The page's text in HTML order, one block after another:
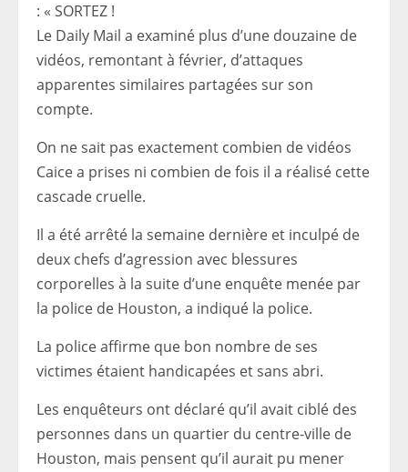
: « SORTEZ !
Le Daily Mail a examiné plus d’une douzaine de
vidéos, remontant à février, d’attaques
apparentes similaires partagées sur son
compte.
On ne sait pas exactement combien de vidéos
Caice a prises ni combien de fois il a réalisé cette
cascade cruelle.
Il a été arrêté la semaine dernière et inculpé de
deux chefs d’agression avec blessures
corporelles à la suite d’une enquête menée par
la police de Houston, a indiqué la police.
La police affirme que bon nombre de ses
victimes étaient handicapées et sans abri.
Les enquêteurs ont déclaré qu’il avait ciblé des
personnes dans un quartier du centre-ville de
Houston, mais pensent qu’il aurait pu mener